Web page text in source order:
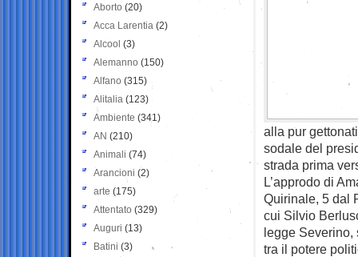
alla pur
sodale del
strada prima
L’approdo di
Quirinale, 5 dal
cui Silvio
legge Severino,
tra il potere
Aborto (20)
Acca Larentia (2)
Alcool (3)
Alemanno (150)
Alfano (315)
Alitalia (123)
Ambiente (341)
AN (210)
Animali (74)
Arancioni (2)
arte (175)
Attentato (329)
Auguri (13)
Batini (3)